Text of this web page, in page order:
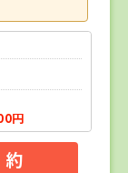
円
約